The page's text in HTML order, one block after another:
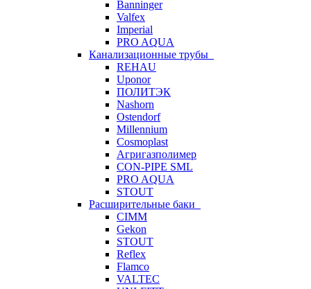
Banninger
Valfex
Imperial
PRO AQUA
Канализационные трубы
REHAU
Uponor
ПОЛИТЭК
Nashorn
Ostendorf
Millennium
Cosmoplast
Агригазполимер
CON-PIPE SML
PRO AQUA
STOUT
Расширительные баки
CIMM
Gekon
STOUT
Reflex
Flamco
VALTEC